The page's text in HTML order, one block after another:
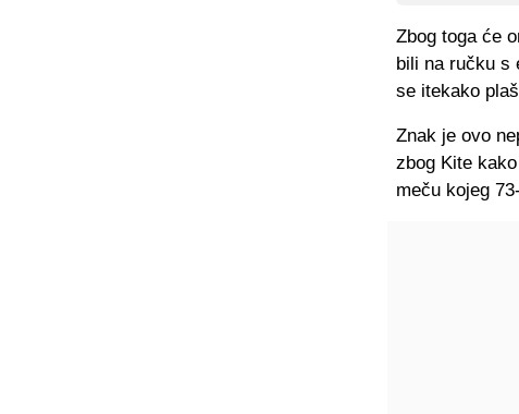
Zbog toga će
bili na ručku s
se itekako
Znak je ovo
zbog Kite
meču kojeg